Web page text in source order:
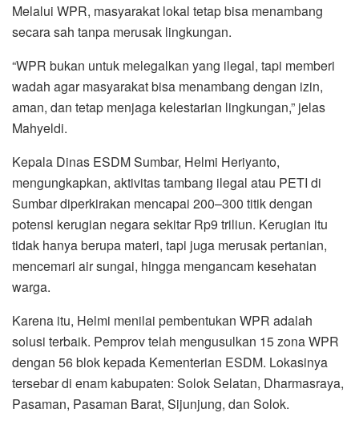
Melalui WPR, masyarakat lokal tetap bisa menambang
secara sah tanpa merusak lingkungan.
“WPR bukan untuk melegalkan yang ilegal, tapi memberi
wadah agar masyarakat bisa menambang dengan izin,
aman, dan tetap menjaga kelestarian lingkungan,” jelas
Mahyeldi.
Kepala Dinas ESDM Sumbar, Helmi Heriyanto,
mengungkapkan, aktivitas tambang ilegal atau PETI di
Sumbar diperkirakan mencapai 200–300 titik dengan
potensi kerugian negara sekitar Rp9 triliun. Kerugian itu
tidak hanya berupa materi, tapi juga merusak pertanian,
mencemari air sungai, hingga mengancam kesehatan
warga.
Karena itu, Helmi menilai pembentukan WPR adalah
solusi terbaik. Pemprov telah mengusulkan 15 zona WPR
dengan 56 blok kepada Kementerian ESDM. Lokasinya
tersebar di enam kabupaten: Solok Selatan, Dharmasraya,
Pasaman, Pasaman Barat, Sijunjung, dan Solok.